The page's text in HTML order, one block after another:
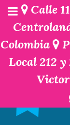
Calle
Colombia
Local 212